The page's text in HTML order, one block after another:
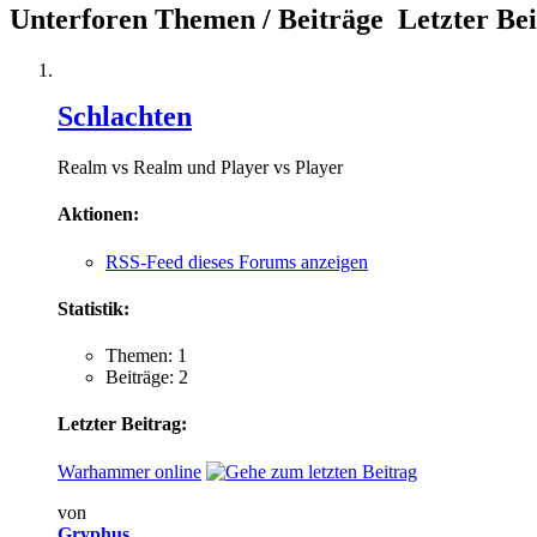
Unterforen Themen / Beiträge Letzter
Schlachten
Realm vs Realm und Player vs Player
Aktionen:
RSS-Feed dieses Forums anzeigen
Statistik:
Themen: 1
Beiträge: 2
Letzter Beitrag:
Warhammer online
von